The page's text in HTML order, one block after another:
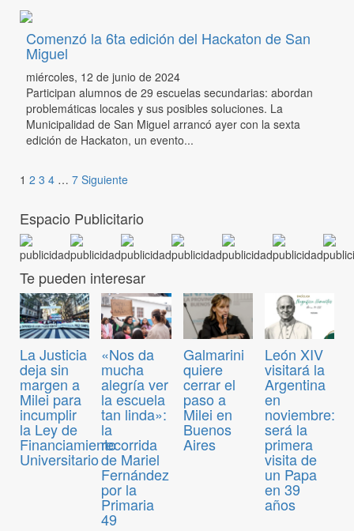
Comenzó la 6ta edición del Hackaton de San
Miguel
miércoles, 12 de junio de 2024
Participan alumnos de 29 escuelas secundarias: abordan
problemáticas locales y sus posibles soluciones. La
Municipalidad de San Miguel arrancó ayer con la sexta
edición de Hackaton, un evento...
1 2 3 4 … 7 Siguiente
Espacio Publicitario
Te pueden interesar
La Justicia
deja sin
margen a
Milei para
incumplir
la Ley de
Financiamiento
Universitario
«Nos da
mucha
alegría ver
la escuela
tan linda»:
la
recorrida
de Mariel
Fernández
por la
Primaria
49
Galmarini
quiere
cerrar el
paso a
Milei en
Buenos
Aires
León XIV
visitará la
Argentina
en
noviembre:
será la
primera
visita de
un Papa
en 39
años